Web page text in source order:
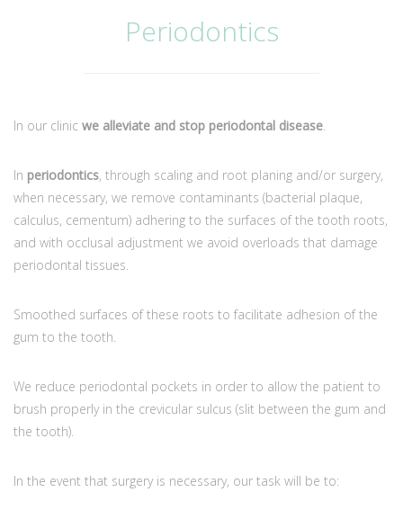
Periodontics
In our clinic we alleviate and stop periodontal disease.
In periodontics, through scaling and root planing and/or surgery,
when necessary, we remove contaminants (bacterial plaque,
calculus, cementum) adhering to the surfaces of the tooth roots,
and with occlusal adjustment we avoid overloads that damage
periodontal tissues.
Smoothed surfaces of these roots to facilitate adhesion of the
gum to the tooth.
We reduce periodontal pockets in order to allow the patient to
brush properly in the crevicular sulcus (slit between the gum and
the tooth).
In the event that surgery is necessary, our task will be to: